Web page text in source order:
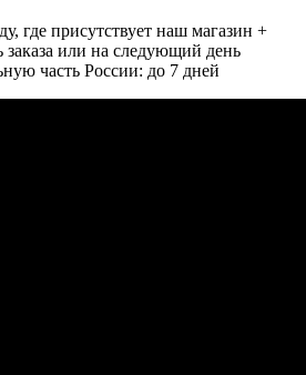
где присутствует наш магазин +
заказа или на следующий день
часть России: до 7 дней